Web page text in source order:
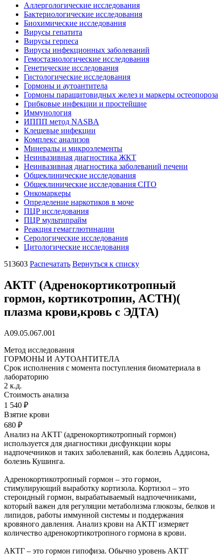
Аллергологические исследования
Бактериологические исследования
Биохимические исследования
Вирусы гепатита
Вирусы герпеса
Вирусы инфекционных заболеваний
Гемостазиологические исследования
Генетические исследования
Гистологические исследования
Гормоны и аутоантитела
Гормоны паращитовидных желез и маркеры остеопороза
Грибковые инфекции и простейшие
Иммунология
ИППП метод NASBA
Клещевые инфекции
Комплекс анализов
Минералы и микроэлементы
Неинвазивная диагностика ЖКТ
Неинвазивная диагностика заболеваний печени
Общеклинические исследования
Общеклинические исследования CITO
Онкомаркеры
Определение наркотиков в моче
ПЦР исследования
ПЦР мультипрайм
Реакция гемагглютинации
Серологические исследования
Цитологические исследования
513603 Распечатать Вернуться к списку
АКТГ (Адренокортикотропный
гормон, кортикотропин, ACTH)(
плазма крови,кровь с ЭДТА)
A09.05.067.001
Метод исследования
ГОРМОНЫ И АУТОАНТИТЕЛА
Cрок исполнения с момента поступления биоматериала в
лабораторию
2 к.д.
Стоимость анализа
1 540 ₽
Взятие крови
680 ₽
Анализ на АКТГ (адренокортикотропный гормон)
используется для диагностики дисфункции коры
надпочечников и таких заболеваний, как болезнь Аддисона,
болезнь Кушинга.
Адренокортикотропный гормон – это гормон,
стимулирующий выработку кортизола. Кортизол – это
стероидный гормон, вырабатываемый надпочечниками,
который важен для регуляции метаболизма глюкозы, белков и
липидов, работы иммунной системы и поддержания
кровяного давления. Анализ крови на АКТГ измеряет
количество адренокортикотропного гормона в крови.
АКТГ – это гормон гипофиза. Обычно уровень АКТГ